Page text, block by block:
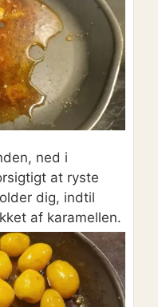
ned i
at ryste
dig, indtil
af karamellen.